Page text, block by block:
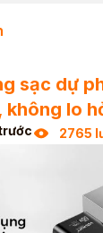
sạc dự
không lo
2765